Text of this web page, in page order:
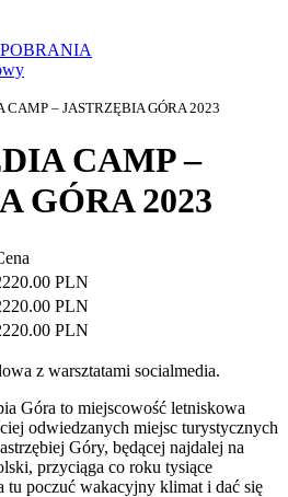
CAMP – JASTRZĘBIA GÓRA 2023
CAMP –
GÓRA 2023
PLN
PLN
PLN
z warsztatami socialmedia.
Góra to miejscowość letniskowa
odwiedzanych miejsc turystycznych
Góry, będącej najdalej na
przyciąga co roku tysiące
tu poczuć wakacyjny klimat i dać się